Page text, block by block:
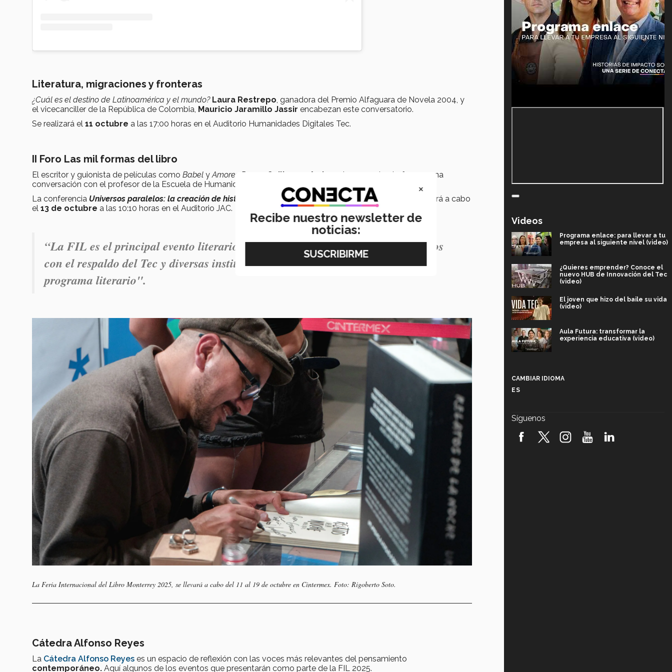
Literatura, migraciones y fronteras
¿Cuál es el destino de Latinoamérica y el mundo? Laura Restrepo, ganadora del Premio Alfaguara de Novela 2004, y
el vicecanciller de la República de Colombia, Mauricio Jaramillo Jassir encabezan este conversatorio.
Se realizará el 11 octubre a las 17:00 horas en el Auditorio Humanidades Digitales Tec.
II Foro Las mil formas del libro
El escritor y guionista de películas como Babel yAmores Perros Guillermo Arriaga
, inaugurará este foro en una
conversación con el profesor de la Escuela de Humanidades y Educación, Samuel Cepeda.
La conferencia Universos paralelos: la creación de historias entre el libro y el guion cinematográfico
se llevará a cabo
el 13 de octubre a las 10:10 horas en el Auditorio JAC.
“La FIL es el principal evento literario del norte de México. En los últimos años
con el respaldo del Tec y diversas instituciones aliadas hemos enriquecido el
programa literario".
La Feria Internacional del Libro Monterrey 2025, se llevará a cabo del 11 al 19 de octubre en Cintermex. Foto: Rigoberto Soto.
Cátedra Alfonso Reyes
La Cátedra Alfonso Reyes es un espacio de reflexión con las voces más relevantes del pensamiento
contemporáneo. Aquí algunos de los eventos que presentarán como parte de la FIL 2025.
Videos
Programa enlace: para llevar a tu
empresa al siguiente nivel (video)
¿Quieres emprender? Conoce el
nuevo HUB de Innovación del Tec
(video)
El joven que hizo del baile su vida
(video)
Aula Futura: transformar la
experiencia educativa (video)
robótica FIRST 2026! (video)
CAMBIAR IDIOMA
ES
Síguenos
×
Recibe nuestro newsletter de
noticias: